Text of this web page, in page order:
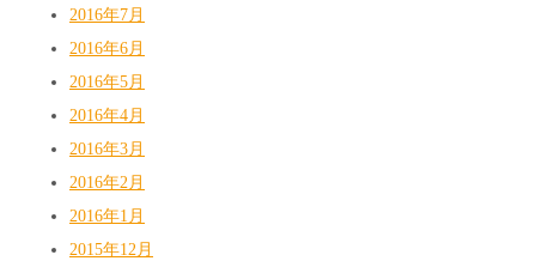
2016年7月
2016年6月
2016年5月
2016年4月
2016年3月
2016年2月
2016年1月
2015年12月